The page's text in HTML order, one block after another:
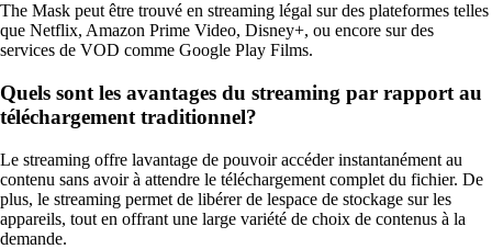
The Mask peut être trouvé en streaming légal sur des plateformes telles
que Netflix, Amazon Prime Video, Disney+, ou encore sur des
services de VOD comme Google Play Films.
Quels sont les avantages du streaming par rapport au
téléchargement traditionnel?
Le streaming offre lavantage de pouvoir accéder instantanément au
contenu sans avoir à attendre le téléchargement complet du fichier. De
plus, le streaming permet de libérer de lespace de stockage sur les
appareils, tout en offrant une large variété de choix de contenus à la
demande.